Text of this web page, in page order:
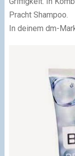
Pracht Shampoo.
In deinem dm-